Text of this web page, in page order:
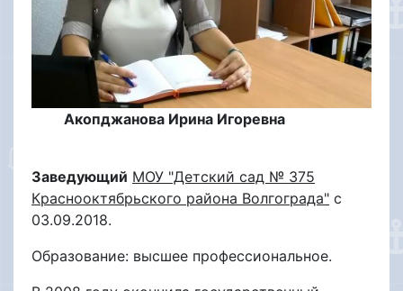
Акопджанова Ирина Игоревна
Заведующий МОУ "Детский сад № 375
Краснооктябрьского района Волгограда" с
03.09.2018.
Образование: высшее профессиональное.